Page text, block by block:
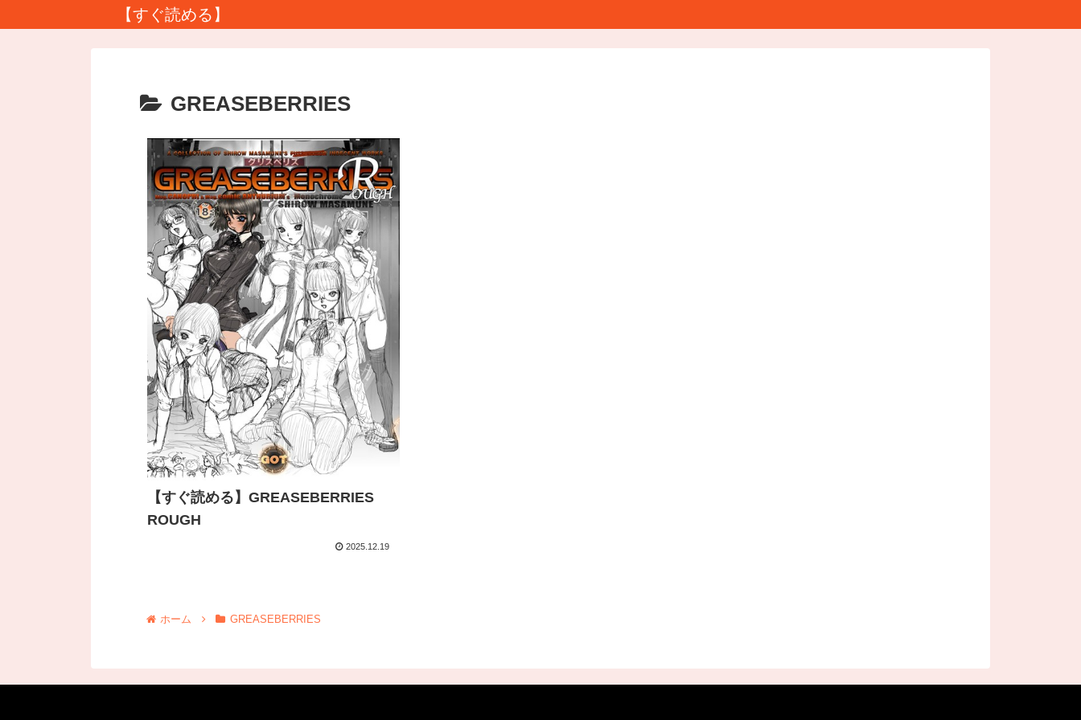
【すぐ読める】
GREASEBERRIES
【すぐ読める】GREASEBERRIES
ROUGH
2025.12.19
ホーム GREASEBERRIES